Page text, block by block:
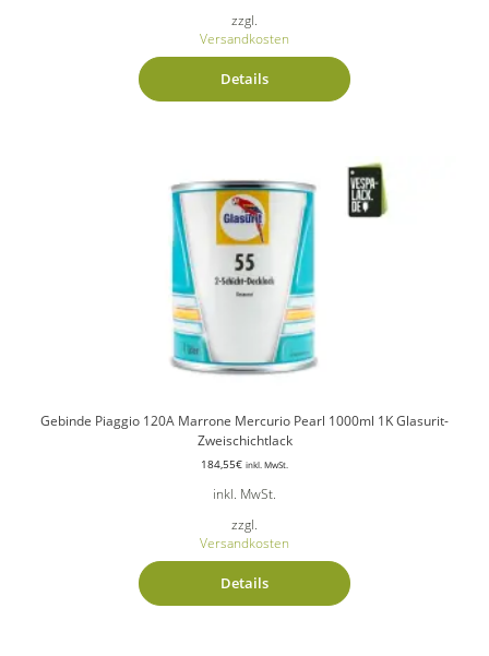
zzgl.
Versandkosten
Details
Gebinde Piaggio 120A Marrone Mercurio Pearl 1000ml 1K Glasurit-
Zweischichtlack
184,55€ inkl. MwSt.
inkl. MwSt.
zzgl.
Versandkosten
Details